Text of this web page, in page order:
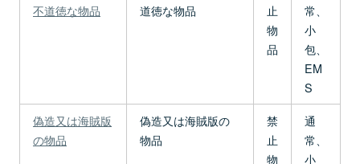
不道徳な物品
道徳な物品
止
物
品
常、
小
包、
EM
S
偽造又は海賊版
の物品
偽造又は海賊版の
物品
禁
止
物
通
常、
小